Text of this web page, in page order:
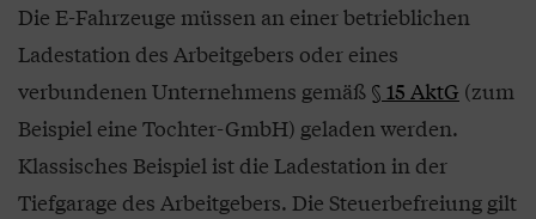
Die E-Fahrzeuge müssen an einer betrieblichen
Ladestation des Arbeitgebers oder eines
verbundenen Unternehmens gemäß § 15 AktG (zum
Beispiel eine Tochter-GmbH) geladen werden.
Klassisches Beispiel ist die Ladestation in der
Tiefgarage des Arbeitgebers. Die Steuerbefreiung gilt